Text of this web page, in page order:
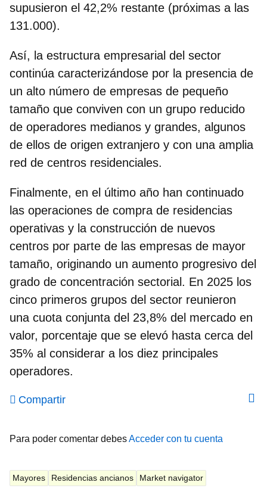
supusieron el 42,2% restante (próximas a las
131.000).
Así, la estructura empresarial del sector
continúa caracterizándose por la presencia de
un alto número de empresas de pequeño
tamaño que conviven con un grupo reducido
de operadores medianos y grandes, algunos
de ellos de origen extranjero y con una amplia
red de centros residenciales.
Finalmente, en el último año han continuado
las operaciones de compra de residencias
operativas y la construcción de nuevos
centros por parte de las empresas de mayor
tamaño, originando un aumento progresivo del
grado de concentración sectorial. En 2025 los
cinco primeros grupos del sector reunieron
una cuota conjunta del 23,8% del mercado en
valor, porcentaje que se elevó hasta cerca del
35% al considerar a los diez principales
operadores.
Compartir
Para poder comentar debesAcceder con tu cuenta
Mayores Residencias ancianos Market navigator